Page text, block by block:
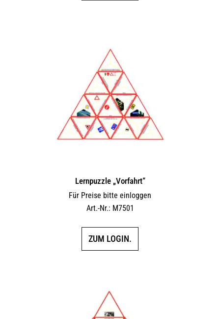
Lernpuzzle „Vorfahrt“
Für Preise bitte einloggen
Art.-Nr.: M7501
ZUM LOGIN.